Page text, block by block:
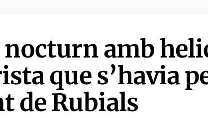
nocturn amb
que s’havia
de Rubials